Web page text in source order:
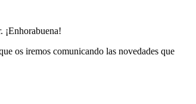
¡Enhorabuena!
os iremos comunicando las novedades que